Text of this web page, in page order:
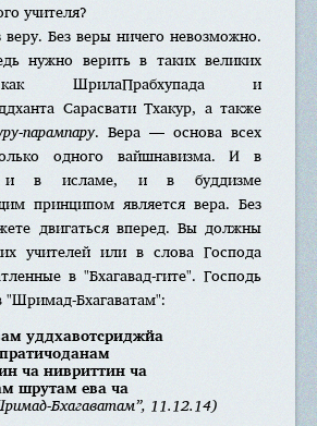
учителя?
веру. Без веры ничего невозможно.
нужно верить в таких великих
ШрилаПрабхупада и
Сарасвати Тхакур, а также
парампару. Вера — основа всех
одного вайшнавизма. И в
и в исламе, и в буддизме
принципом является вера. Без
двигаться вперед. Вы должны
учителей или в слова Господа
в "Бхагавад-гите". Господь
"Шримад-Бхагаватам":
уддхавотсриджйа
ча нивриттин ча
шрутам ева ча
Бхагаватам”, 11.12.14)